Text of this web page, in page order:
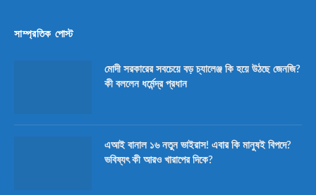
সাম্প্রতিক পোস্ট
মোদী সরকারের সবচেয়ে বড় চ্যালেঞ্জ কি হয়ে উঠছে জেনজি?
কী বললেন ধর্মেন্দ্র প্রধান
এআই বানাল ১৬ নতুন ভাইরাস! এবার কি মানুষই বিপদে?
ভবিষ্যৎ কী আরও খারাপের দিকে?